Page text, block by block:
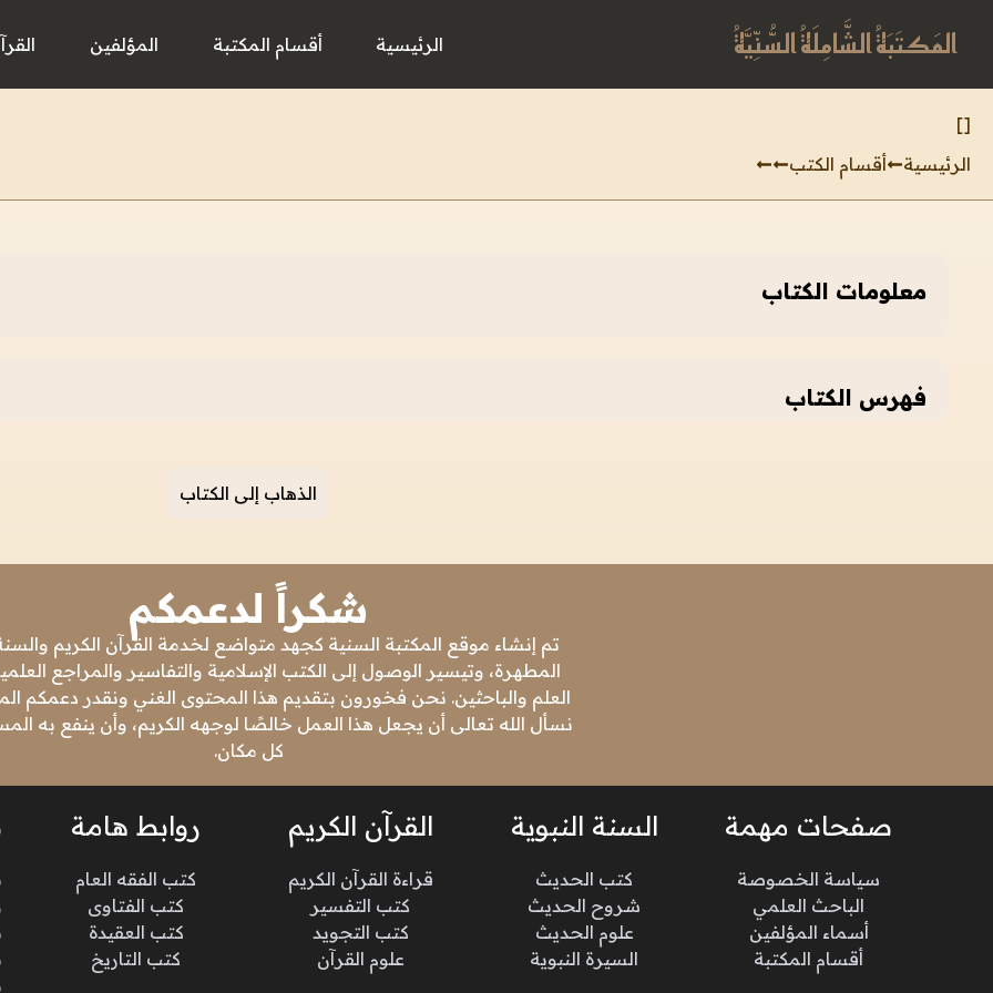
المَكتَبَةُ الشَّامِلَةُ السُّنِّيَّةُ الرئيسية أقسام المكتبة المؤلفين
[
]
الرئيسية
أقسام الكتب
معلومات الكتاب
فهرس الكتاب
الذهاب إلى الكتاب
شكراً لدعمكم
تم إنشاء موقع المكتبة السنية كجهد متواضع لخدمة القرآن الكريم والسنة
المطهرة، وتيسير الوصول إلى الكتب الإسلامية والتفاسير والمراجع
العلم والباحثين. نحن فخورون بتقديم هذا المحتوى الغني ونقدر دعمكم
نسأل الله تعالى أن يجعل هذا العمل خالصًا لوجهه الكريم، وأن ينفع به
كل مكان.
صفحات مهمة
سياسة الخصوصة
الباحث العلمي
أسماء المؤلفين
أقسام المكتبة
السنة النبوية
كتب الحديث
شروح الحديث
علوم الحديث
السيرة النبوية
القرآن الكريم
قراءة القرآن الكريم
كتب التفسير
كتب التجويد
علوم القرآن
روابط هامة
كتب الفقه العام
كتب الفتاوى
كتب العقيدة
كتب التاريخ